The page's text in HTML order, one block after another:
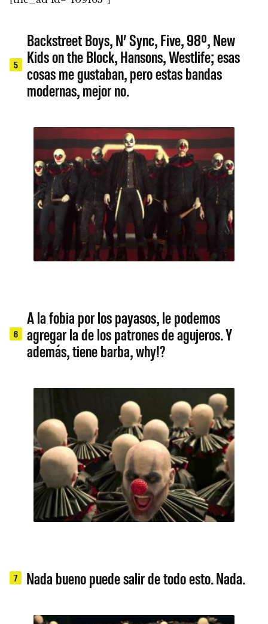
5
Backstreet Boys, N’ Sync, Five, 98º, New
Kids on the Block, Hansons, Westlife; esas
cosas me gustaban, pero estas bandas
modernas, mejor no.
6
A la fobia por los payasos, le podemos
agregar la de los patrones de agujeros. Y
además, tiene barba, why!?
7 Nada bueno puede salir de todo esto. Nada.